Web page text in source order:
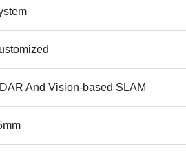
And Vision-based SLAM